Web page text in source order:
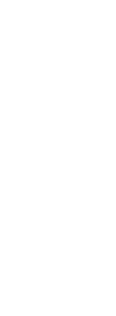
ИП Каменской
на земельный